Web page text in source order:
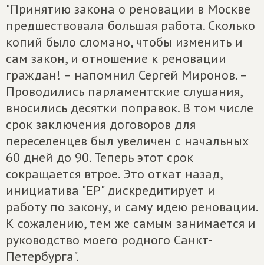
"Принятию закона о реновации в Москве
предшествовала большая работа. Сколько
копий было сломано, чтобы изменить и
сам закон, и отношение к реновации
граждан! – напомнил Сергей Миронов. –
Проводились парламентские слушания,
вносились десятки поправок. В том числе
срок заключения договоров для
переселенцев был увеличен с начальных
60 дней до 90. Теперь этот срок
сокращается втрое. Это откат назад,
инициатива "ЕР" дискредитирует и
работу по закону, и саму идею реновации.
К сожалению, тем же самым занимается и
руководство моего родного Санкт-
Петербурга".